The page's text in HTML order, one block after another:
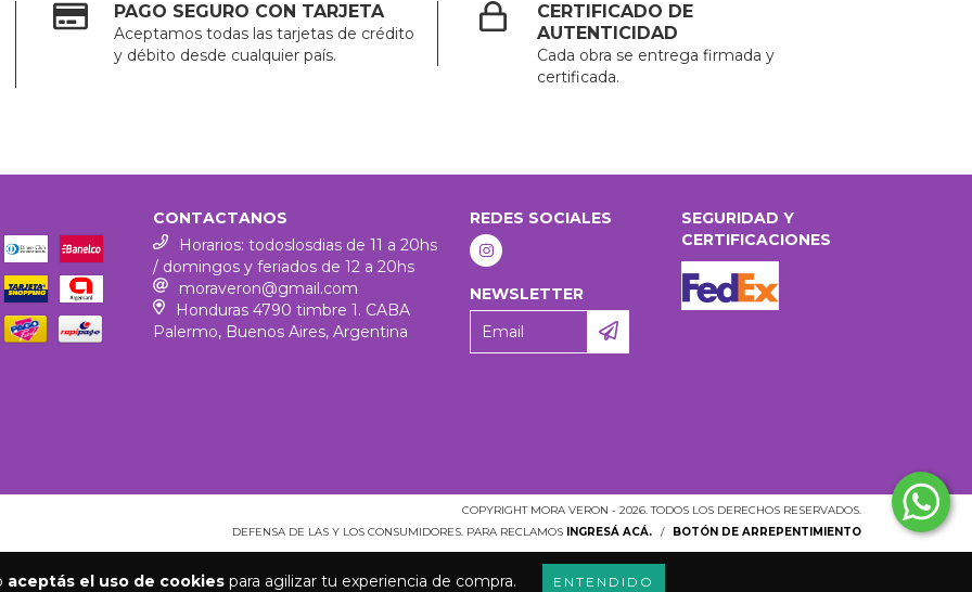
aceptás el uso de cookies para agilizar tu experiencia de compra. ENTENDIDO
PAGO SEGURO CON TARJETA
Aceptamos todas las tarjetas de crédito
y débito desde cualquier país.
CERTIFICADO DE
AUTENTICIDAD
Cada obra se entrega firmada y
certificada.
CONTACTANOS
Horarios: todoslosdias de 11 a 20hs
/ domingos y feriados de 12 a 20hs
moraveron@gmail.com
Honduras 4790 timbre 1. CABA
Palermo, Buenos Aires, Argentina
REDES SOCIALES
NEWSLETTER
SEGURIDAD Y
CERTIFICACIONES
COPYRIGHT MORA VERON - 2026. TODOS LOS DERECHOS RESERVADOS.
DEFENSA DE LAS Y LOS CONSUMIDORES. PARA RECLAMOS INGRESÁ ACÁ. / BOTÓN DE ARREPENTIMIENTO